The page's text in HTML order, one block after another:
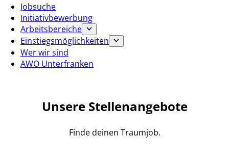
Jobsuche
Initiativbewerbung
Arbeitsbereiche
Einstiegsmöglichkeiten
Wer wir sind
AWO Unterfranken
Unsere Stellenangebote
Finde deinen Traumjob.